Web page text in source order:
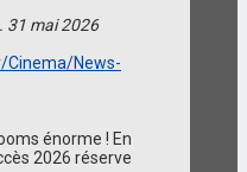
31 mai 2026
News-
énorme ! En
2026 réserve